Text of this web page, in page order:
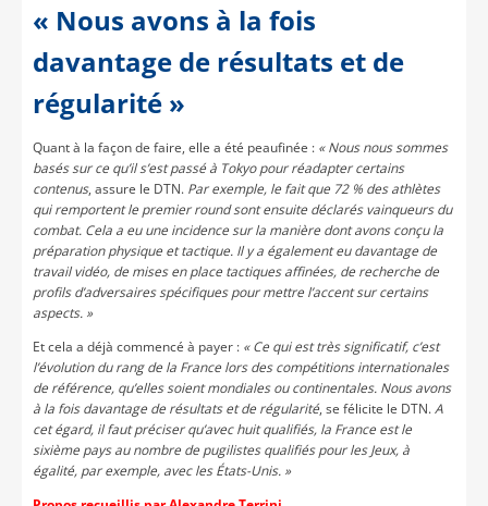
« Nous avons à la fois
davantage de résultats et de
régularité »
Quant à la façon de faire, elle a été peaufinée : « Nous nous sommes
basés sur ce qu’il s’est passé à Tokyo pour réadapter certains
contenus, assure le DTN. Par exemple, le fait que 72 % des athlètes
qui remportent le premier round sont ensuite déclarés vainqueurs du
combat. Cela a eu une incidence sur la manière dont avons conçu la
préparation physique et tactique. Il y a également eu davantage de
travail vidéo, de mises en place tactiques affinées, de recherche de
profils d’adversaires spécifiques pour mettre l’accent sur certains
aspects. »
Et cela a déjà commencé à payer : « Ce qui est très significatif, c’est
l’évolution du rang de la France lors des compétitions internationales
de référence, qu’elles soient mondiales ou continentales. Nous avons
à la fois davantage de résultats et de régularité, se félicite le DTN.A
cet égard, il faut préciser qu’avec huit qualifiés, la France est le
sixième pays au nombre de pugilistes qualifiés pour les Jeux, à
égalité, par exemple, avec les États-Unis. »